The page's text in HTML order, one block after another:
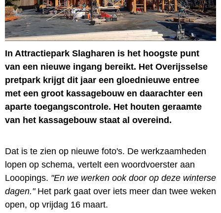
In Attractiepark Slagharen is het hoogste punt
van een nieuwe ingang bereikt. Het Overijsselse
pretpark krijgt dit jaar een gloednieuwe entree
met een groot kassagebouw en daarachter een
aparte toegangscontrole. Het houten geraamte
van het kassagebouw staat al overeind.
Dat is te zien op nieuwe foto's. De werkzaamheden
lopen op schema, vertelt een woordvoerster aan
Looopings. "En we werken ook door op deze winterse
dagen."Het park gaat over iets meer dan twee weken
open, op vrijdag 16 maart.